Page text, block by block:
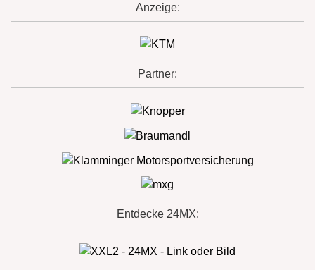
Anzeige:
Partner:
Entdecke 24MX: